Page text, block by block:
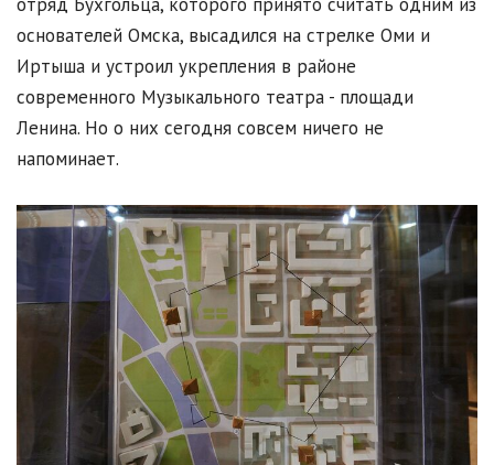
отряд Бухгольца, которого принято считать одним из
основателей Омска, высадился на стрелке Оми и
Иртыша и устроил укрепления в районе
современного Музыкального театра - площади
Ленина. Но о них сегодня совсем ничего не
напоминает.